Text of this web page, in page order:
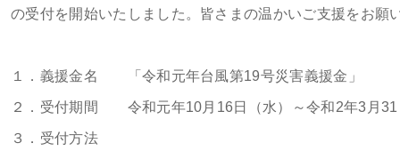
の受付を開始いたしました。皆さまの温かいご支援をお願
１．義援金名 「令和元年台風第19号災害義援金」
２．受付期間 令和元年10月16日（水）～令和2年3月31
３．受付方法